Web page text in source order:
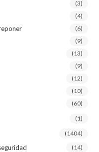
(3)
(4)
(6)
(9)
(13)
(9)
(12)
(10)
(60)
(1)
(1404)
(14)